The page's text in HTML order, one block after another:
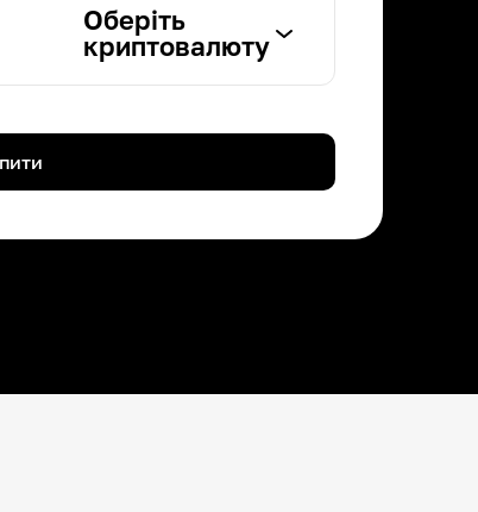
Оберіть
криптовалюту